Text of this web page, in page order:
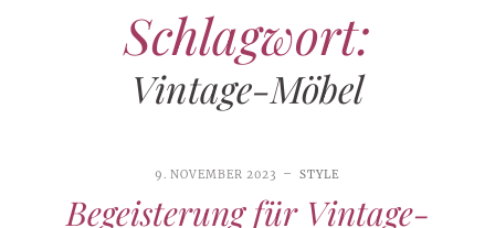
Schlagwort:
Vintage-Möbel
9. NOVEMBER 2023 STYLE
Begeisterung für Vintage-